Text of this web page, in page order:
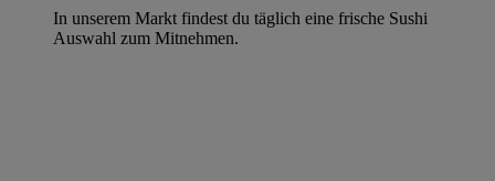
In unserem Markt findest du täglich eine frische Sushi
Auswahl zum Mitnehmen.